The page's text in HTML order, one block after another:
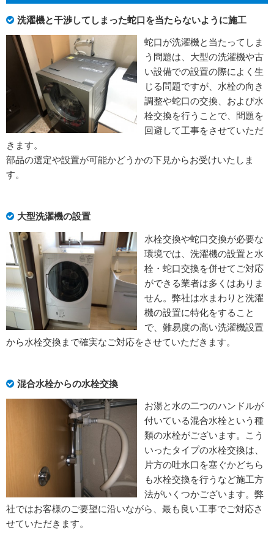
洗濯機と干渉してしまった蛇口を当たらないように施工
蛇口が洗濯機と当たってしま
う問題は、大型の洗濯機や古
い設備での設置の際によく生
じる問題ですが、水栓の向き
調整や蛇口の交換、および水
栓交換を行うことで、問題を
回避して工事をさせていただ
きます。
部品の選定や設置が可能かどうかの下見からお受けいたしま
す。
大型洗濯機の設置
水栓交換や蛇口交換が必要な
環境では、洗濯機の設置と水
栓・蛇口交換を併せてご対応
ができる業者は多くはありま
せん。弊社は水まわりと洗濯
機の設置に特化をすること
で、難易度の高い洗濯機設置
から水栓交換まで確実なご対応をさせていただきます。
混合水栓からの水栓交換
お湯と水の二つのハンドルが
付いている混合水栓という種
類の水栓がございます。こう
いったタイプの水栓交換は、
片方の吐水口を塞ぐかどちら
も水栓交換を行うなど施工方
法がいくつかございます。弊
社ではお客様のご要望に沿いながら、最も良い工事でご対応さ
せていただきます。